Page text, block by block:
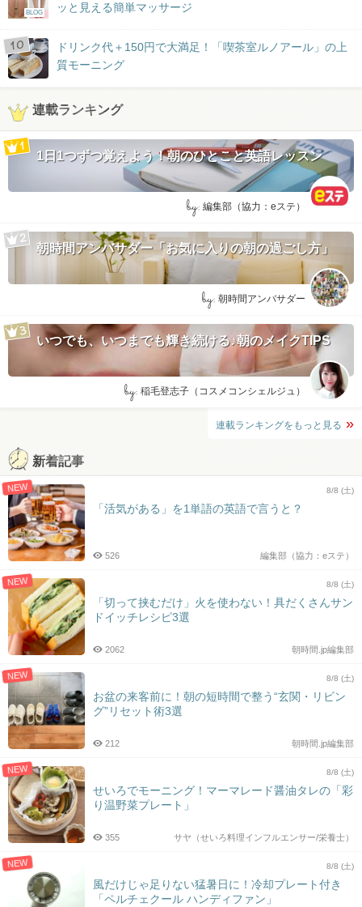
BLOG
ッと見える簡単マッサージ
ドリンク代＋150円で大満足！「喫茶室ルノアール」の上
質モーニング
連載ランキング
1日1つずつ覚えよう！朝のひとこと英語レッスン
by: 編集部（協力：eステ）
朝時間アンバサダー「お気に入りの朝の過ごし方」
by: 朝時間アンバサダー
いつでも、いつまでも輝き続ける♪朝のメイクTIPS
by: 稲毛登志子（コスメコンシェルジュ）
連載ランキングをもっと見る
新着記事
NEW 8/8 (土)
「活気がある」を1単語の英語で言うと？
編集部（協力：eステ）
526
NEW 8/8 (土)
「切って挟むだけ」火を使わない！具だくさんサン
ドイッチレシピ3選
朝時間.jp編集部
2062
NEW 8/8 (土)
お盆の来客前に！朝の短時間で整う“玄関・リビン
グ”リセット術3選
朝時間.jp編集部
212
NEW 8/8 (土)
せいろでモーニング！マーマレード醤油タレの「彩
り温野菜プレート」
サヤ（せいろ料理インフルエンサー/栄養士）
355
NEW 8/8 (土)
風だけじゃ足りない猛暑日に！冷却プレート付き
「ペルチェクール ハンディファン」